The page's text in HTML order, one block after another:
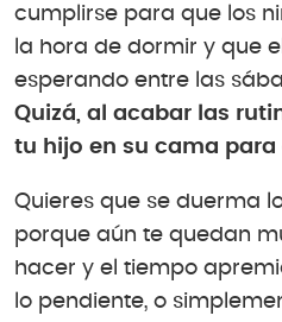
cumplirse para que los
la hora de dormir y que
esperando entre las
Quizá, al acabar las
tu hijo en su cama
Quieres que se duerma
porque aún te quedan
hacer y el tiempo
lo pendiente, o